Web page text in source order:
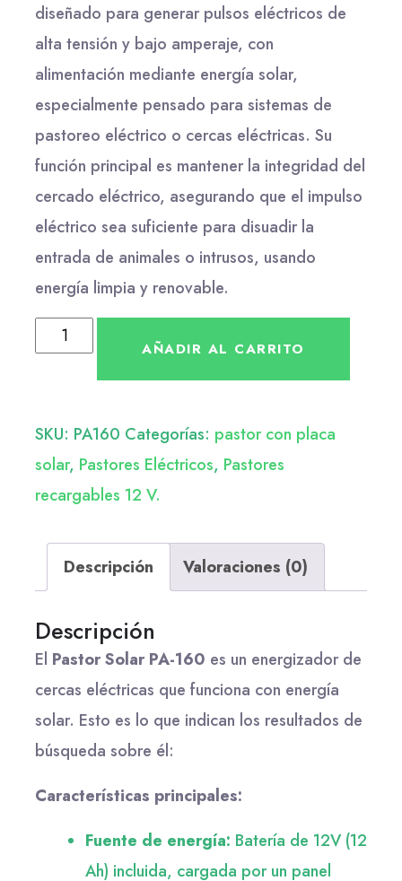
diseñado para generar pulsos eléctricos de
alta tensión y bajo amperaje, con
alimentación mediante energía solar,
especialmente pensado para sistemas de
pastoreo eléctrico o cercas eléctricas. Su
función principal es mantener la integridad del
cercado eléctrico, asegurando que el impulso
eléctrico sea suficiente para disuadir la
entrada de animales o intrusos, usando
energía limpia y renovable.
AÑADIR AL CARRITO
SKU: PA160 Categorías: pastor con placa
solar, Pastores Eléctricos, Pastores
recargables 12 V.
Descripción Valoraciones (0)
Descripción
El Pastor Solar PA-160 es un energizador de
cercas eléctricas que funciona con energía
solar. Esto es lo que indican los resultados de
búsqueda sobre él:
Características principales:
Fuente de energía: Batería de 12V (12
Ah) incluida, cargada por un panel